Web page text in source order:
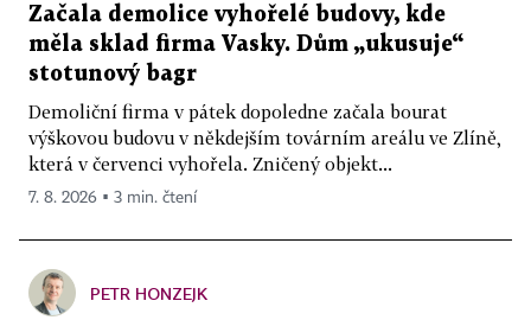
Začala demolice vyhořelé budovy, kde
měla sklad firma Vasky. Dům „ukusuje“
stotunový bagr
Demoliční firma v pátek dopoledne začala bourat
výškovou budovu v někdejším továrním areálu ve Zlíně,
která v červenci vyhořela. Zničený objekt...
7. 8. 2026 ▪ 3 min. čtení
PETR HONZEJK